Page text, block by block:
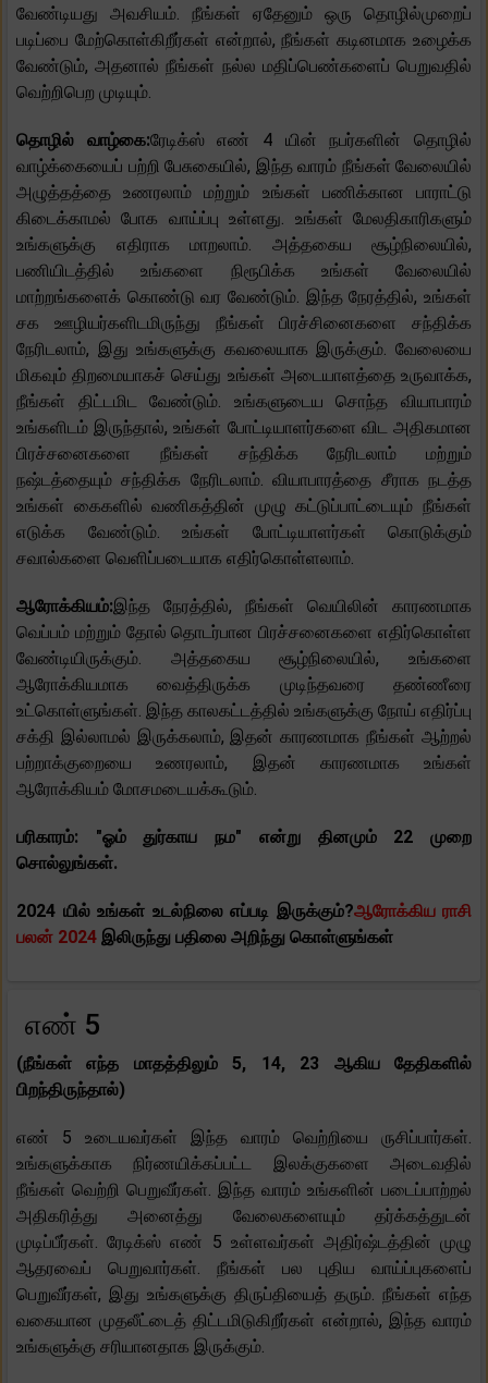
வேண்டியது அவசியம். நீங்கள் ஏதேனும் ஒரு தொழில்முறைப்
படிப்பை மேற்கொள்கிறீர்கள் என்றால், நீங்கள் கடினமாக உழைக்க
வேண்டும், அதனால் நீங்கள் நல்ல மதிப்பெண்களைப் பெறுவதில்
வெற்றிபெற முடியும்.
தொழில் வாழ்கை:ரேடிக்ஸ் எண் 4 யின் நபர்களின் தொழில்
வாழ்க்கையைப் பற்றி பேசுகையில், இந்த வாரம் நீங்கள் வேலையில்
அழுத்தத்தை உணரலாம் மற்றும் உங்கள் பணிக்கான பாராட்டு
கிடைக்காமல் போக வாய்ப்பு உள்ளது. உங்கள் மேலதிகாரிகளும்
உங்களுக்கு எதிராக மாறலாம். அத்தகைய சூழ்நிலையில்,
பணியிடத்தில் உங்களை நிரூபிக்க உங்கள் வேலையில்
மாற்றங்களைக் கொண்டு வர வேண்டும். இந்த நேரத்தில், உங்கள்
சக ஊழியர்களிடமிருந்து நீங்கள் பிரச்சினைகளை சந்திக்க
நேரிடலாம், இது உங்களுக்கு கவலையாக இருக்கும். வேலையை
மிகவும் திறமையாகச் செய்து உங்கள் அடையாளத்தை உருவாக்க,
நீங்கள் திட்டமிட வேண்டும். உங்களுடைய சொந்த வியாபாரம்
உங்களிடம் இருந்தால், உங்கள் போட்டியாளர்களை விட அதிகமான
பிரச்சனைகளை நீங்கள் சந்திக்க நேரிடலாம் மற்றும்
நஷ்டத்தையும் சந்திக்க நேரிடலாம். வியாபாரத்தை சீராக நடத்த
உங்கள் கைகளில் வணிகத்தின் முழு கட்டுப்பாட்டையும் நீங்கள்
எடுக்க வேண்டும். உங்கள் போட்டியாளர்கள் கொடுக்கும்
சவால்களை வெளிப்படையாக எதிர்கொள்ளலாம்.
ஆரோக்கியம்:இந்த நேரத்தில், நீங்கள் வெயிலின் காரணமாக
வெப்பம் மற்றும் தோல் தொடர்பான பிரச்சனைகளை எதிர்கொள்ள
வேண்டியிருக்கும். அத்தகைய சூழ்நிலையில், உங்களை
ஆரோக்கியமாக வைத்திருக்க முடிந்தவரை தண்ணீரை
உட்கொள்ளுங்கள். இந்த காலகட்டத்தில் உங்களுக்கு நோய் எதிர்ப்பு
சக்தி இல்லாமல் இருக்கலாம், இதன் காரணமாக நீங்கள் ஆற்றல்
பற்றாக்குறையை உணரலாம், இதன் காரணமாக உங்கள்
ஆரோக்கியம் மோசமடையக்கூடும்.
பரிகாரம்: "ஓம் துர்காய நம" என்று தினமும் 22 முறை
சொல்லுங்கள்.
2024 யில் உங்கள் உடல்நிலை எப்படி இருக்கும்?ஆரோக்கிய ராசி
பலன் 2024 இலிருந்து பதிலை அறிந்து கொள்ளுங்கள்
எண் 5
(நீங்கள் எந்த மாதத்திலும் 5, 14, 23 ஆகிய தேதிகளில்
பிறந்திருந்தால்)
எண் 5 உடையவர்கள் இந்த வாரம் வெற்றியை ருசிப்பார்கள்.
உங்களுக்காக நிர்ணயிக்கப்பட்ட இலக்குகளை அடைவதில்
நீங்கள் வெற்றி பெறுவீர்கள். இந்த வாரம் உங்களின் படைப்பாற்றல்
அதிகரித்து அனைத்து வேலைகளையும் தர்க்கத்துடன்
முடிப்பீர்கள். ரேடிக்ஸ் எண் 5 உள்ளவர்கள் அதிர்ஷ்டத்தின் முழு
ஆதரவைப் பெறுவார்கள். நீங்கள் பல புதிய வாய்ப்புகளைப்
பெறுவீர்கள், இது உங்களுக்கு திருப்தியைத் தரும். நீங்கள் எந்த
வகையான முதலீட்டைத் திட்டமிடுகிறீர்கள் என்றால், இந்த வாரம்
உங்களுக்கு சரியானதாக இருக்கும்.